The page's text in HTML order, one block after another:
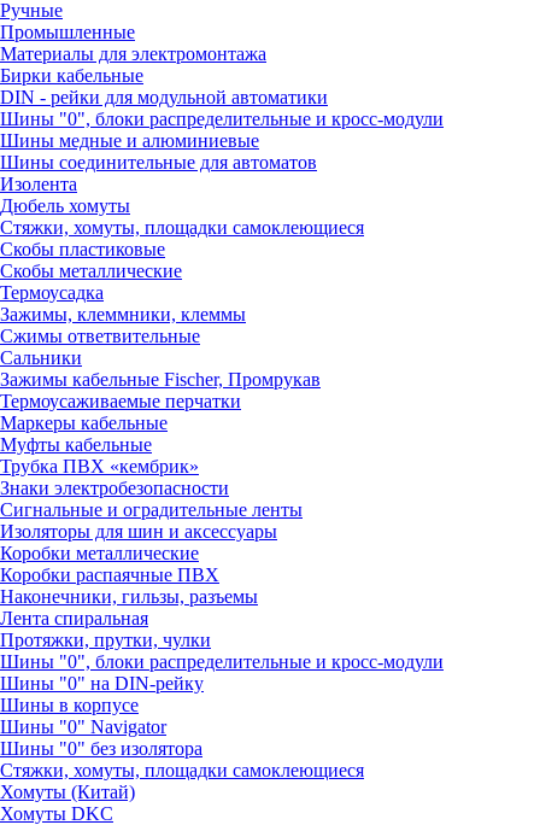
Ручные
Промышленные
Материалы для электромонтажа
Бирки кабельные
DIN - рейки для модульной автоматики
Шины "0", блоки распределительные и кросс-модули
Шины медные и алюминиевые
Шины соединительные для автоматов
Изолента
Дюбель хомуты
Стяжки, хомуты, площадки самоклеющиеся
Скобы пластиковые
Скобы металлические
Термоусадка
Зажимы, клеммники, клеммы
Сжимы ответвительные
Сальники
Зажимы кабельные Fischer, Промрукав
Термоусаживаемые перчатки
Маркеры кабельные
Муфты кабельные
Трубка ПВХ «кембрик»
Знаки электробезопасности
Сигнальные и оградительные ленты
Изоляторы для шин и аксессуары
Коробки металлические
Коробки распаячные ПВХ
Наконечники, гильзы, разъемы
Лента спиральная
Протяжки, прутки, чулки
Шины "0", блоки распределительные и кросс-модули
Шины "0" на DIN-рейку
Шины в корпусе
Шины "0" Navigator
Шины "0" без изолятора
Стяжки, хомуты, площадки самоклеющиеся
Хомуты (Китай)
Хомуты DKC